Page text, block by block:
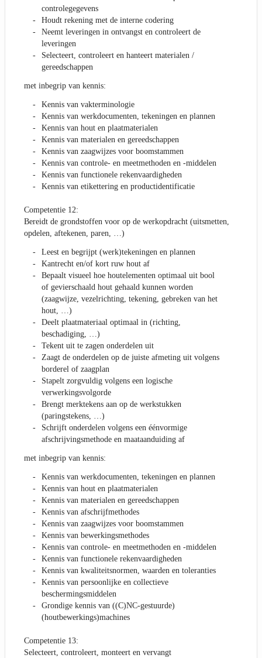
controlegegevens
Houdt rekening met de interne codering
Neemt leveringen in ontvangst en controleert de
leveringen
Selecteert, controleert en hanteert materialen /
gereedschappen
met inbegrip van kennis:
Kennis van vakterminologie
Kennis van werkdocumenten, tekeningen en plannen
Kennis van hout en plaatmaterialen
Kennis van materialen en gereedschappen
Kennis van zaagwijzes voor boomstammen
Kennis van controle- en meetmethoden en -middelen
Kennis van functionele rekenvaardigheden
Kennis van etikettering en productidentificatie
Competentie 12:
Bereidt de grondstoffen voor op de werkopdracht (uitsmetten,
opdelen, aftekenen, paren, …)
Leest en begrijpt (werk)tekeningen en plannen
Kantrecht en/of kort ruw hout af
Bepaalt visueel hoe houtelementen optimaal uit bool
of gevierschaald hout gehaald kunnen worden
(zaagwijze, vezelrichting, tekening, gebreken van het
hout, …)
Deelt plaatmateriaal optimaal in (richting,
beschadiging, …)
Tekent uit te zagen onderdelen uit
Zaagt de onderdelen op de juiste afmeting uit volgens
borderel of zaagplan
Stapelt zorgvuldig volgens een logische
verwerkingsvolgorde
Brengt merktekens aan op de werkstukken
(paringstekens, …)
Schrijft onderdelen volgens een éénvormige
afschrijvingsmethode en maataanduiding af
met inbegrip van kennis:
Kennis van werkdocumenten, tekeningen en plannen
Kennis van hout en plaatmaterialen
Kennis van materialen en gereedschappen
Kennis van afschrijfmethodes
Kennis van zaagwijzes voor boomstammen
Kennis van bewerkingsmethodes
Kennis van controle- en meetmethoden en -middelen
Kennis van functionele rekenvaardigheden
Kennis van kwaliteitsnormen, waarden en toleranties
Kennis van persoonlijke en collectieve
beschermingsmiddelen
Grondige kennis van ((C)NC-gestuurde)
(houtbewerkings)machines
Competentie 13:
Selecteert, controleert, monteert en vervangt